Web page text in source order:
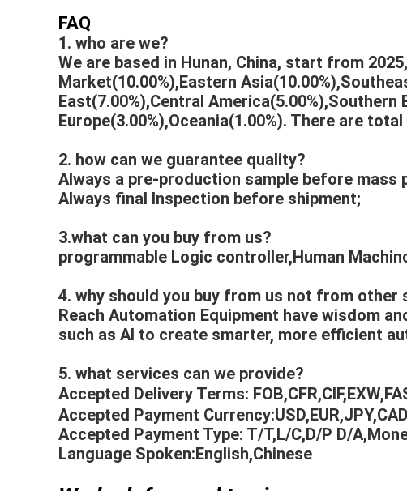
FAQ
1. who are we?
We are based in Hunan, China, start from
Market(10.00%),Eastern
East(7.00%),Central
Europe(3.00%),Oceania(1.00%). There are
2. how can we guarantee quality?
Always a pre-production sample before mass
Always final Inspection before shipment;
3.what can you buy from us?
programmable Logic controller,Human
4. why should you buy from us not from other
Reach Automation Equipment have wisdom
such as AI to create smarter, more efficient
5. what services can we provide?
Accepted Delivery Terms:
Accepted Payment
Accepted Payment Type: T/T,L/C,D/P D/
Language Spoken:English,Chinese